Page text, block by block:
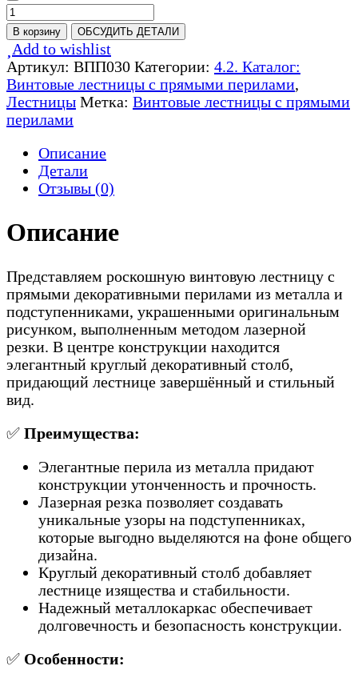
Количество
товара
Винтовая
лестница
с
прямыми
перилами
-
ВПП030
В корзину ОБСУДИТЬ ДЕТАЛИ
Add to wishlist
Артикул: ВПП030 Категории: 4.2. Каталог:
Винтовые лестницы с прямыми перилами,
Лестницы Метка: Винтовые лестницы с прямыми
перилами
Описание
Детали
Отзывы (0)
Описание
Представляем роскошную винтовую лестницу с
прямыми декоративными перилами из металла и
подступенниками, украшенными оригинальным
рисунком, выполненным методом лазерной
резки. В центре конструкции находится
элегантный круглый декоративный столб,
придающий лестнице завершённый и стильный
вид.
✅ Преимущества:
Элегантные перила из металла придают
конструкции утонченность и прочность.
Лазерная резка позволяет создавать
уникальные узоры на подступенниках,
которые выгодно выделяются на фоне общего
дизайна.
Круглый декоративный столб добавляет
лестнице изящества и стабильности.
Надежный металлокаркас обеспечивает
долговечность и безопасность конструкции.
✅ Особенности: